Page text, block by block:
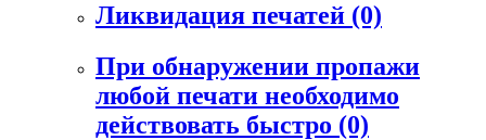
Ликвидация печатей (0)
При обнаружении пропажи
любой печати необходимо
действовать быстро (0)